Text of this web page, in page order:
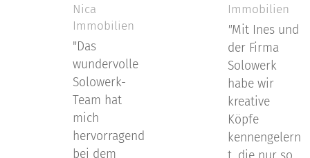
Nica
Immobilien
"Das
wundervolle
Solowerk-
Team hat
mich
hervorragend
bei dem
Immobilien
"Mit Ines und
der Firma
Solowerk
habe wir
kreative
Köpfe
kennengelern